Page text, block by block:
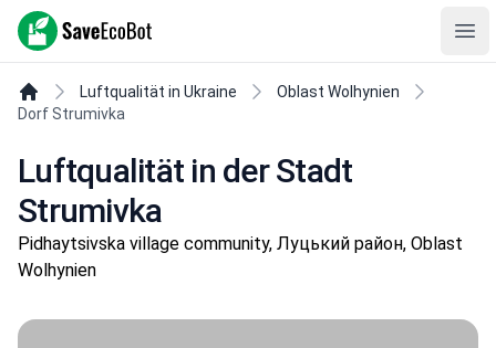
SaveEcoBot
Luftqualität in Ukraine
Oblast Wolhynien
Dorf Strumivka
Luftqualität in der Stadt
Strumivka
Pidhaytsivska village community, Луцький район, Oblast
Wolhynien